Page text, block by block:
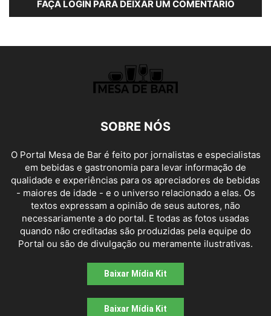
FAÇA LOGIN PARA DEIXAR UM COMENTÁRIO
SOBRE NÓS
O Portal Mesa de Bar é feito por jornalistas e especialistas
em bebidas e gastronomia para levar informação de
qualidade e experiências para os apreciadores de bebidas
- maiores de idade - e o universo relacionado a elas. Os
textos expressam a opinião de seus autores, não
necessariamente a do portal. E todas as fotos usadas
quando não creditadas são produzidas pela equipe do
Portal ou são de divulgação ou meramente ilustrativas.
Baixar Mídia Kit
Baixar Mídia Kit